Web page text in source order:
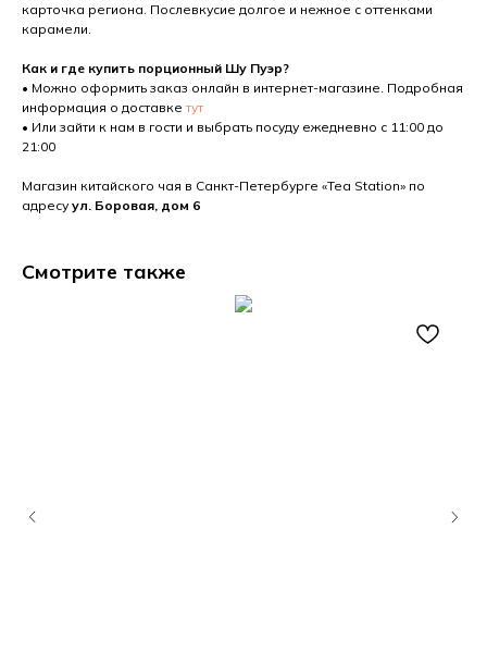
карточка региона. Послевкусие долгое и нежное с оттенками
карамели.
Как и где купить порционный Шу Пуэр?
• Можно оформить заказ онлайн в интернет-магазине. Подробная
информация о доставке тут
• Или зайти к нам в гости и выбрать посуду ежедневно с 11:00 до
21:00
Магазин китайского чая в Санкт-Петербурге «Tea Station» по
адресу ул. Боровая, дом 6
Смотрите также